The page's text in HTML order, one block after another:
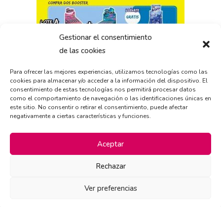
Gestionar el consentimiento
de las cookies
Para ofrecer las mejores experiencias, utilizamos tecnologías como las
cookies para almacenar y/o acceder a la información del dispositivo. El
consentimiento de estas tecnologías nos permitirá procesar datos
como el comportamiento de navegación o las identificaciones únicas en
este sitio. No consentir o retirar el consentimiento, puede afectar
negativamente a ciertas características y funciones.
Aceptar
Rechazar
Ver preferencias